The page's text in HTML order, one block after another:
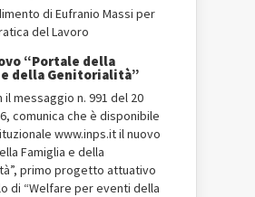
di Eufranio Massi per
del Lavoro
“Portale della
e della Genitorialità”
il messaggio n. 991 del 20
comunica che è disponibile
www.inps.it il nuovo
Famiglia e della
primo progetto attuativo
di “Welfare per eventi della